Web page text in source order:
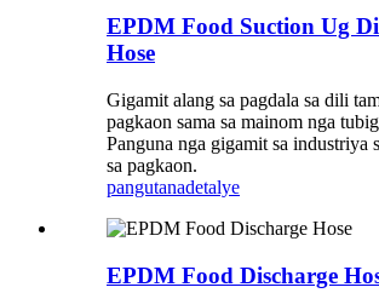
EPDM Food Suction Ug
Hose
Gigamit alang sa pagdala sa dili
pagkaon sama sa mainom nga
Panguna nga gigamit sa industriya
sa pagkaon.
pangutanadetalye
EPDM Food Discharge